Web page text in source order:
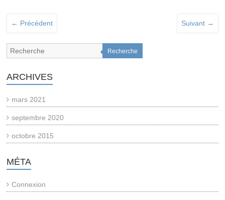
← Précédent Suivant →
Recherche
ARCHIVES
mars 2021
septembre 2020
octobre 2015
MÉTA
Connexion